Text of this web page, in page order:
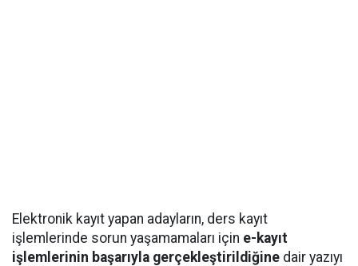
Elektronik kayıt yapan adayların, ders kayıt
işlemlerinde sorun yaşamamaları için e-kayıt
işlemlerinin başarıyla gerçekleştirildiğine dair yazıyı